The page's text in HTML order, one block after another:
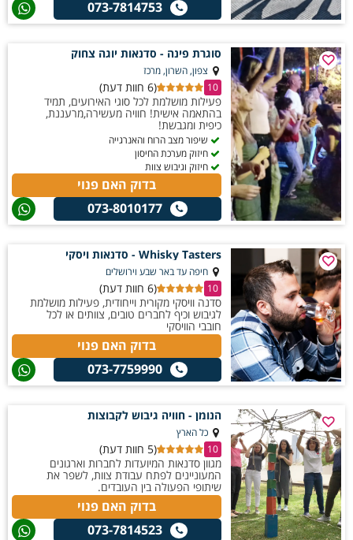
073-7814753
סוגרת פינה - סדנאות יוגה צחוק
צפון, השרון, מרכז
10
(6 חוות דעת)
פעילות מושלמת לכל סוגי האירועים, תמיד
בהתאמה אישית! חוויה מעשירה,מרעננת,
כיפית ומגבשת!
שיפור מצב הרוח והאנרגייה
חיזוק מערכת החיסון
חיזוק וגיבוש צוות
בדוק האם פנוי
073-8010177
Whisky Tasters - סדנאות ויסקי
חיפה עד באר שבע וירושלים
10
(6 חוות דעת)
סדנה וויסקי מקורית וייחודית, פעילות מושלמת
לגיבוש וכיף לחברים טובים, צוותים או לכל
חובבי הוויסקי
בדוק האם פנוי
073-7759990
הנומן - חוויה גיבוש לקבוצות
כל הארץ
10
(5 חוות דעת)
מגוון סדנאות המיועדות לחברות וארגונים
המעוניינים לפתח עבודת צוות, לשפר את
שיתופי הפעולה בין העובדים.
בדוק האם פנוי
073-7814523